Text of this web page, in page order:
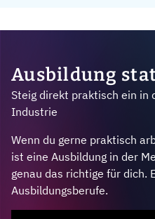
Ausbildung
Steig direkt praktisch ein in
Industrie
Wenn du gerne praktisch
ist eine Ausbildung in der
genau das richtige für dich.
Ausbildungsberufe.